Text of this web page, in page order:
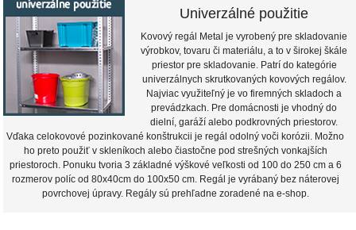
Univerzálné použitie
Kovový regál Metal je vyrobený pre skladovanie
výrobkov, tovaru či materiálu, a to v širokej škále
priestor pre skladovanie. Patrí do kategórie
univerzálnych skrutkovaných kovových regálov.
Najviac využiteľný je vo firemných skladoch a
prevádzkach. Pre domácnosti je vhodný do
dielní, garáží alebo podkrovných priestorov.
Vďaka celokovové pozinkované konštrukcii je regál odolný voči korózii. Možno
ho preto použiť v skleníkoch alebo čiastočne pod strešných vonkajších
priestoroch. Ponuku tvoria 3 základné výškové veľkosti od 100 do 250 cm a 6
rozmerov políc od 80x40cm do 100x50 cm. Regál je vyrábaný bez náterovej
povrchovej úpravy. Regály sú prehľadne zoradené na e-shop.